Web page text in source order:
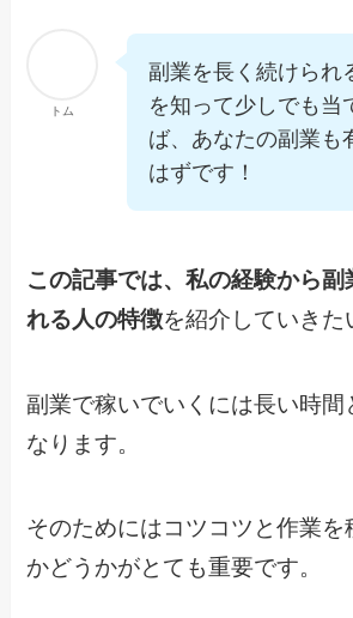
トム
副業を長く続けられ
を知って少しでも当
ば、あなたの副業も
はずです！
この記事では、私の経験から副
れる人の特徴を紹介していきた
副業で稼いでいくには長い時間
なります。
そのためにはコツコツと作業を
かどうかがとても重要です。